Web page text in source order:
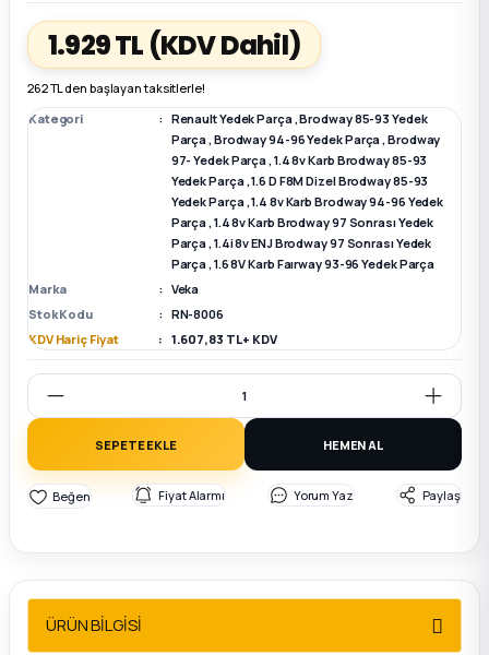
Parça
Megane E-TECH Yedek Parça
Sedan
Parça 1.929 TL (KDV Dahil)
262 TL den başlayan taksitlerle!
Kategori
Renault Yedek Parça,Brodway 85-93 Yedek
Parça,Brodway 94-96 Yedek Parça,Brodway
97- Yedek Parça,1.4 8v Karb Brodway 85-93
Yedek Parça,1.6 D F8M Dizel Brodway 85-93
Yedek Parça,1.4 8v Karb Brodway 94-96 Yedek
Parça,1.4 8v Karb Brodway 97 Sonrası Yedek
Parça,1.4i 8v ENJ Brodway 97 Sonrası Yedek
Parça,1.6 8V Karb Faırway 93-96 Yedek Parça
Marka
Veka
Stok Kodu
RN-8006
KDV Hariç Fiyat
1.607,83 TL + KDV
SEPETE EKLE HEMEN AL
Fiyat Alarmı Yorum Yaz Paylaş
ÜRÜN BİLGİSİ